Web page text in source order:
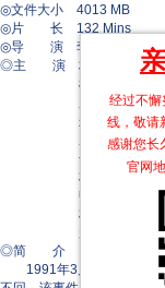
经过不懈
线，敬请
感谢您长
官网
◎文件大小 4013 MB
◎片 长 132 Mins
◎导 演 李揆万
◎主 演 朴勇宇
柳承龙
成东日
朱进模
成志娄
金汝珍
朴炳垠
申贤宗
朴美贤
◎简 介
1991年3月26日，韩国大